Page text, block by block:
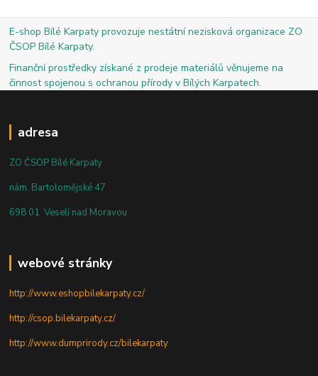
E-shop Bílé Karpaty provozuje nestátní nezisková organizace ZO
ČSOP Bílé Karpaty.
Finanční prostředky získané z prodeje materiálů věnujeme na
činnost spojenou s ochranou přírody v Bílých Karpatech.
adresa
ZO ČSOP Bílé Karpaty
nám. Bartolomějské 47
698 01 Veselí nad Moravou
webové stránky
http://www.eshopbilekarpaty.cz/
http://csop.bilekarpaty.cz/
http://www.dumprirody.cz/bilekarpaty